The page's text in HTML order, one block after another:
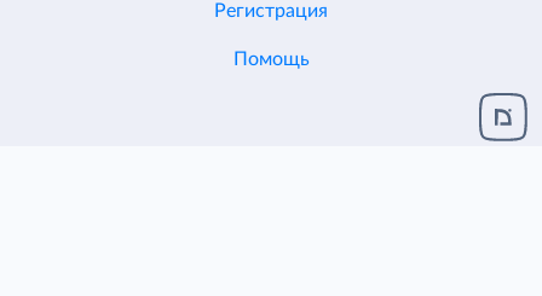
Регистрация
Помощь